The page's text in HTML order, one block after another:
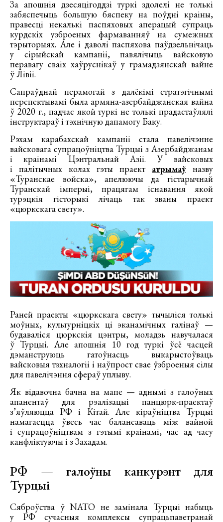
За апошнія дзесяцігоддзі туркі здолелі не толькі
забяспечыць большую бяспеку на поўдні краіны,
правесці некалькі паспяховых аперацый супраць
курдскіх узброеных фармаванняў на сумежных
тэрыторыях. Але і даволі паспяхова паўдзельнічаць
у сірыйскай кампаніі, павялічыць вайсковую
перавагу сваіх хаўруснікаў у грамадзянскай вайне
ў Лівіі.
Сапраўднай перамогай з далёкімі стратэгічнымі
перспектывамі была армяна-азербайджанская вайна
ў 2020 г., падчас якой туркі не толькі прадастаўлялі
інструктараў і тэхнічную дапамогу Баку.
Рэхам карабахскай кампаніі стала павелічэнне
вайсковага супрацоўніцтва Турцыі з Азербайджанам
і краінамі Цэнтральнай Азіі. У вайсковых
і палітычных колах гэты праект атрымаў назву
«Туранскае войска», апелюючы да гістарычнай
Туранскай імперыі, працягам існавання якой
турэцкія гісторыкі лічаць так званы праект
«цюркскага свету».
Раней праекты «цюркскага свету» тычыліся толькі
моўных, культурніцкіх ці эканамічных галінаў —
будаваліся цюркскія цэнтры, моладзь навучалася
ў Турцыі. Але апошнія 10 год туркі ўсё часцей
дэманструюць гатоўнасць выкарыстоўваць
вайсковыя тэхналогіі і наўпрост свае ўзброеныя сілы
для павелічэння сфераў уплыву.
Як відавочна бачна на мапе — аднымі з галоўных
апанентаў для рэалізацыі панцюрк-праектаў
з’яўляюцца РФ і Кітай. Але кіраўніцтва Турцыі
намагаецца ўвесь час балансаваць між вайной
і супрацоўніцтвам з гэтымі краінамі, час ад часу
канфліктуючы і з Захадам.
РФ — галоўны канкурэнт для
Турцыі
Сяброўства ў NATO не замінала Турцыі набыць
у РФ сучасныя комплексы супрацьпаветранай